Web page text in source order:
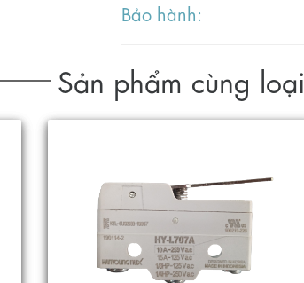
Bảo hành:
Sản phẩm cùng loại